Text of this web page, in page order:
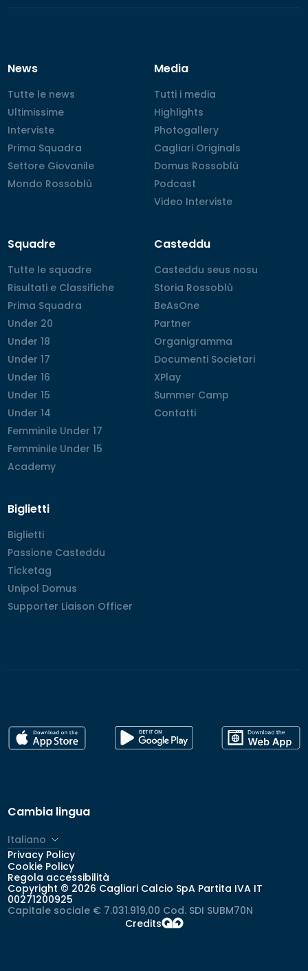
News
Tutte le news
Tutte le news
Ultimissime
Ultimissime
Interviste
Interviste
Prima Squadra
Prima Squadra
Settore Giovanile
Settore Giovanile
Mondo Rossoblù
Mondo Rossoblù
Media
Tutti i media
Tutti i media
Highlights
Highlights
Photogallery
Photogallery
Cagliari Originals
Cagliari Originals
Domus Rossoblù
Domus Rossoblù
Podcast
Podcast
Video Interviste
Video Interviste
Squadre
Tutte le squadre
Tutte le squadre
Risultati e Classifiche
Risultati e Classifiche
Prima Squadra
Prima Squadra
Under 20
Under 20
Under 18
Under 18
Under 17
Under 17
Under 16
Under 16
Under 15
Under 15
Under 14
Under 14
Femminile Under 17
Femminile Under 17
Femminile Under 15
Femminile Under 15
Academy
Academy
Casteddu
Casteddu seus nosu
Casteddu seus nosu
Storia Rossoblù
Storia Rossoblù
BeAsOne
BeAsOne
Partner
Partner
Organigramma
Organigramma
Documenti Societari
Documenti Societari
XPlay
XPlay
Summer Camp
Summer Camp
Contatti
Contatti
Biglietti
Biglietti
Biglietti
Passione Casteddu
Passione Casteddu
Ticketag
Ticketag
Unipol Domus
Unipol Domus
Supporter Liaison Officer
Supporter Liaison Officer
Cambia lingua
Italiano
Privacy Policy
Cookie Policy
Regola accessibilità
Copyright © 2026 Cagliari Calcio SpA Partita IVA IT
00271200925
Capitale sociale € 7.031.919,00 Cod. SDI SUBM70N
Credits